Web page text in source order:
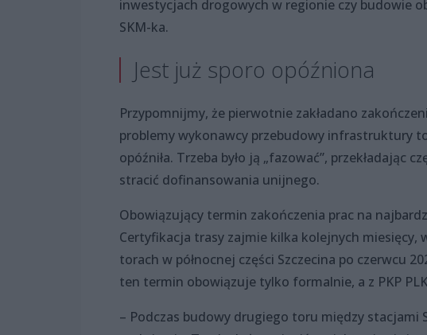
inwestycjach drogowych w regionie czy budowie
SKM-ka.
Jest już sporo opóźniona
Przypomnijmy, że pierwotnie zakładano
problemy wykonawcy przebudowy infrastruktury
opóźniła. Trzeba było ją „fazować”,
stracić dofinansowania unijnego.
Obowiązujący termin zakończenia prac na
Certyfikacja trasy zajmie kilka kolejnych miesięcy,
torach w północnej części Szczecina po czerwcu
ten termin obowiązuje tylko formalnie, a z PKP
– Podczas budowy drugiego toru między stacjami